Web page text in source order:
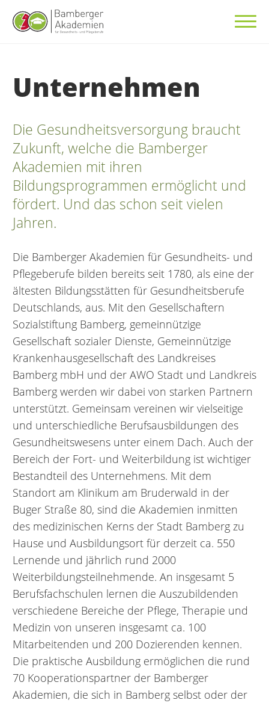
Unternehmen
Die Gesundheitsversorgung braucht
Zukunft, welche die Bamberger
Akademien mit ihren
Bildungsprogrammen ermöglicht und
fördert. Und das schon seit vielen
Jahren.
Die Bamberger Akademien für Gesundheits- und
Pflegeberufe bilden bereits seit 1780, als eine der
ältesten Bildungsstätten für Gesundheitsberufe
Deutschlands, aus. Mit den Gesellschaftern
Sozialstiftung Bamberg, gemeinnützige
Gesellschaft sozialer Dienste, Gemeinnützige
Krankenhausgesellschaft des Landkreises
Bamberg mbH und der AWO Stadt und Landkreis
Bamberg werden wir dabei von starken Partnern
unterstützt. Gemeinsam vereinen wir vielseitige
und unterschiedliche Berufsausbildungen des
Gesundheitswesens unter einem Dach. Auch der
Bereich der Fort- und Weiterbildung ist wichtiger
Bestandteil des Unternehmens. Mit dem
Standort am Klinikum am Bruderwald in der
Buger Straße 80, sind die Akademien inmitten
des medizinischen Kerns der Stadt Bamberg zu
Hause und Ausbildungsort für derzeit ca. 550
Lernende und jährlich rund 2000
Weiterbildungsteilnehmende. An insgesamt 5
Berufsfachschulen lernen die Auszubildenden
verschiedene Bereiche der Pflege, Therapie und
Medizin von unseren insgesamt ca. 100
Mitarbeitenden und 200 Dozierenden kennen.
Die praktische Ausbildung ermöglichen die rund
70 Kooperationspartner der Bamberger
Akademien, die sich in Bamberg selbst oder der